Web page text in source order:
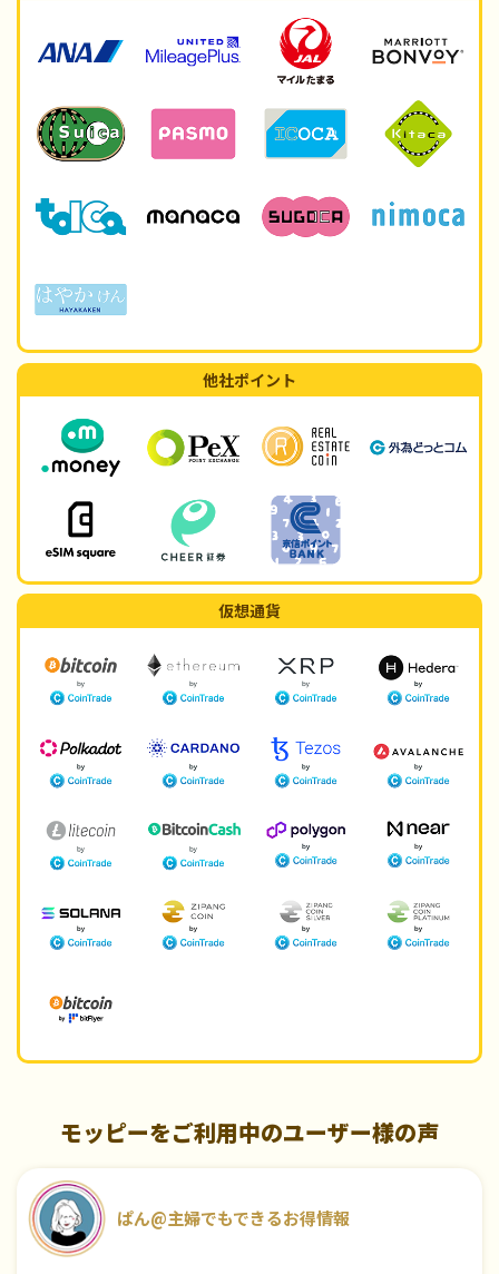
他社ポイント
仮想通貨
モッピーをご利用中のユーザー様の声
ぱん@主婦でもできるお得情報